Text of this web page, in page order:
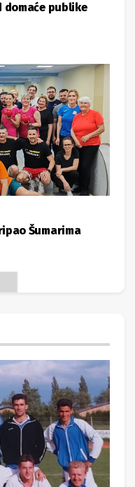
domaće publike
Šumarima